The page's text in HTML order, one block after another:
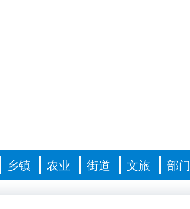
乡镇 农业 街道 文旅 部门